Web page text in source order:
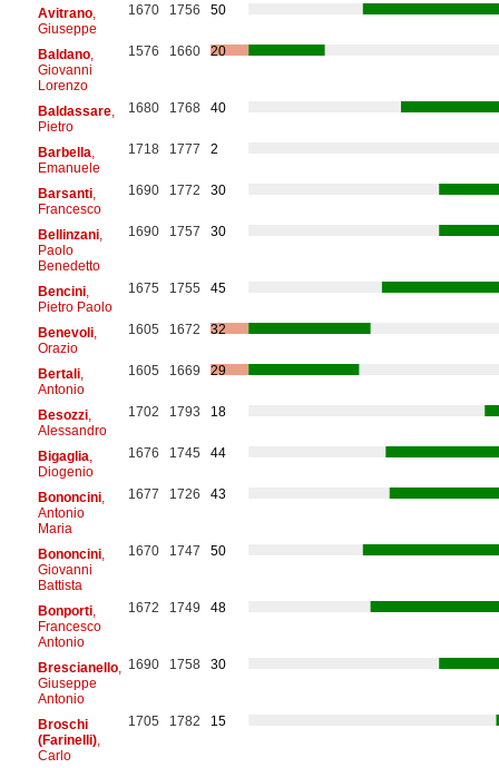
Avitrano,
Giuseppe
1670 1756 50
Baldano,
Giovanni
Lorenzo
1576 1660 20
Baldassare,
Pietro
1680 1768 40
Barbella
Emanuele
1718 1777 2
Barsanti,
Francesco
1690 1772 30
Bellinzani,
Paolo
Benedetto
1690 1757 30
Bencini,
Pietro Paolo
1675 1755 45
Benevoli,
Orazio
1605 1672 32
Bertali,
Antonio
1605 1669 29
Besozzi,
Alessandro
1702 1793 18
Bigaglia
Diogenio
1676 1745 44
Bononcini,
Antonio
Maria
1677 1726 43
Bononcini,
Giovanni
Battista
1670 1747 50
Bonporti,
Francesco
Antonio
1672 1749 48
Brescianello,
Giuseppe
Antonio
1690 1758 30
Broschi
(Farinelli),
Carlo
1705 1782 15